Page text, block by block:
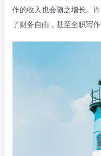
作的收入也会随之增长。
了财务自由，甚至全职写